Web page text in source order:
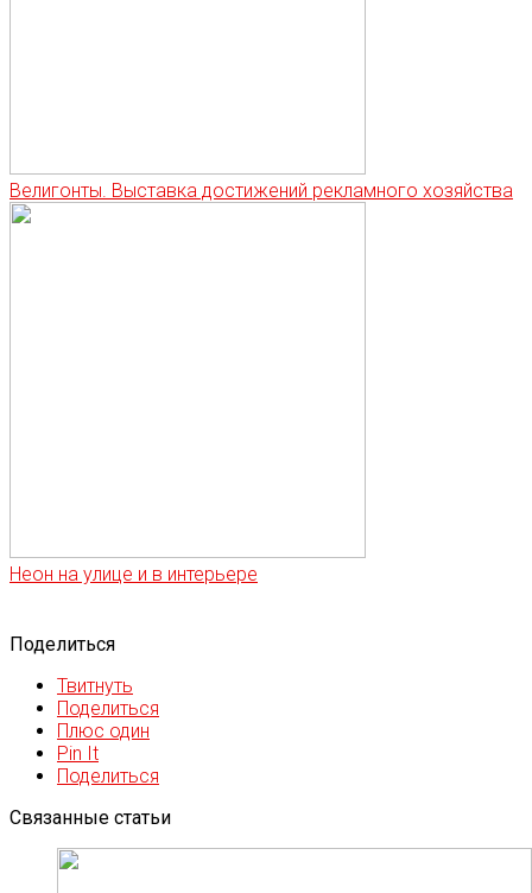
Велигонты. Выставка достижений рекламного хозяйства
Неон на улице и в интерьере
Поделиться
Твитнуть
Поделиться
Плюс один
Pin It
Поделиться
Связанные статьи